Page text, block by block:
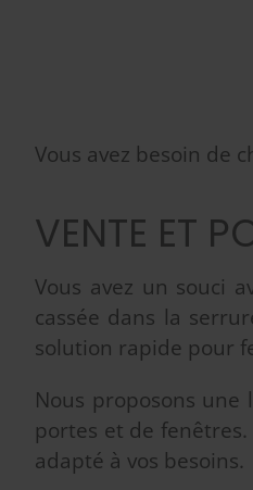
Vous avez besoin de
VENTE ET
Vous avez un souci
cassée dans la
solution rapide pour
Nous proposons
portes et de
adapté à vos besoins.